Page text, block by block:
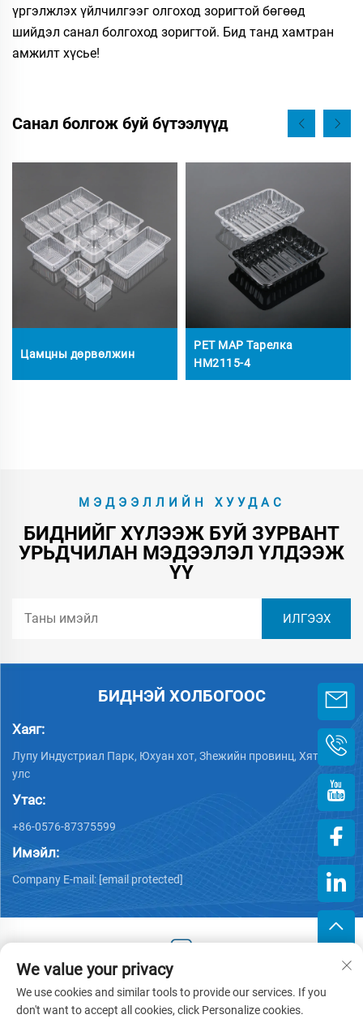
үргэлжлэх үйлчилгээг олгоход зоригтой бөгөөд
шийдэл санал болгоход зоригтой. Бид танд хамтран
амжилт хүсье!
Санал болгож буй бүтээлүүд
Цамцны дөрвөлжин
PET MAP Тарелка
HM2115-4
МЭДЭЭЛЛИЙН ХУУДАС
БИДНИЙГ ХҮЛЭЭЖ БУЙ ЗУРВАНТ
УРЬДЧИЛАН МЭДЭЭЛЭЛ ҮЛДЭЭЖ
ҮҮ
БИДНЭЙ ХОЛБОГООС
Хаяг:
Лупу Индустриал Парк, Юхуан хот, Зheжийн провинц, Хятад
улс
Утас:
+86-0576-87375599
Имэйл:
Company E-mail: [email protected]
Хууль тогтоогдсон эрх © 2025 Зэцзин Хэнгжийн Пластик
Хөрөнгө оруулалттай компани -Нууцлалын бодлого
We value your privacy
We use cookies and similar tools to provide our services. If you
don't want to accept all cookies, click Personalize cookies.